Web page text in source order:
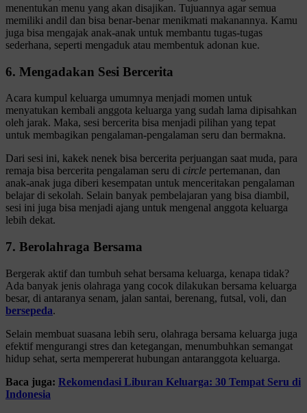
menentukan menu yang akan disajikan. Tujuannya agar semua
memiliki andil dan bisa benar-benar menikmati makanannya. Kamu
juga bisa mengajak anak-anak untuk membantu tugas-tugas
sederhana, seperti mengaduk atau membentuk adonan kue.
6. Mengadakan Sesi Bercerita
Acara kumpul keluarga umumnya menjadi momen untuk
menyatukan kembali anggota keluarga yang sudah lama dipisahkan
oleh jarak. Maka, sesi bercerita bisa menjadi pilihan yang tepat
untuk membagikan pengalaman-pengalaman seru dan bermakna.
Dari sesi ini, kakek nenek bisa bercerita perjuangan saat muda, para
remaja bisa bercerita pengalaman seru di circle pertemanan, dan
anak-anak juga diberi kesempatan untuk menceritakan pengalaman
belajar di sekolah. Selain banyak pembelajaran yang bisa diambil,
sesi ini juga bisa menjadi ajang untuk mengenal anggota keluarga
lebih dekat.
7. Berolahraga Bersama
Bergerak aktif dan tumbuh sehat bersama keluarga, kenapa tidak?
Ada banyak jenis olahraga yang cocok dilakukan bersama keluarga
besar, di antaranya senam, jalan santai, berenang, futsal, voli, dan
bersepeda.
Selain membuat suasana lebih seru, olahraga bersama keluarga juga
efektif mengurangi stres dan ketegangan, menumbuhkan semangat
hidup sehat, serta mempererat hubungan antaranggota keluarga.
Baca juga: Rekomendasi Liburan Keluarga: 30 Tempat Seru di
Indonesia